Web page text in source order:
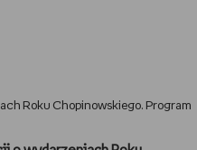
Roku Chopinowskiego. Program